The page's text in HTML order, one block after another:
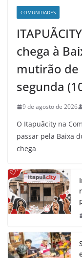
COMUNIDADES
chega à
mutirão de
segunda
9 de agosto de 2026
O Itapuãcity na
passar pela Baixa
chega